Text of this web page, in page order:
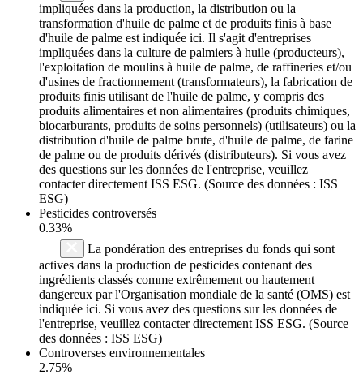
impliquées dans la production, la distribution ou la
transformation d'huile de palme et de produits finis à base
d'huile de palme est indiquée ici. Il s'agit d'entreprises
impliquées dans la culture de palmiers à huile (producteurs),
l'exploitation de moulins à huile de palme, de raffineries et/ou
d'usines de fractionnement (transformateurs), la fabrication de
produits finis utilisant de l'huile de palme, y compris des
produits alimentaires et non alimentaires (produits chimiques,
biocarburants, produits de soins personnels) (utilisateurs) ou la
distribution d'huile de palme brute, d'huile de palme, de farine
de palme ou de produits dérivés (distributeurs). Si vous avez
des questions sur les données de l'entreprise, veuillez
contacter directement ISS ESG. (Source des données : ISS
ESG)
Pesticides controversés
0.33%
La pondération des entreprises du fonds qui sont
actives dans la production de pesticides contenant des
ingrédients classés comme extrêmement ou hautement
dangereux par l'Organisation mondiale de la santé (OMS) est
indiquée ici. Si vous avez des questions sur les données de
l'entreprise, veuillez contacter directement ISS ESG. (Source
des données : ISS ESG)
Controverses environnementales
2.75%